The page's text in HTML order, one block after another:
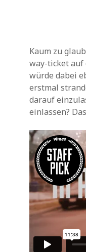
Kaum zu
way-ticket auf
würde dabei
erstmal
darauf
einlassen?